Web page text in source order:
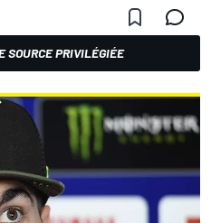
SOURCE PRIVILÉGIÉE